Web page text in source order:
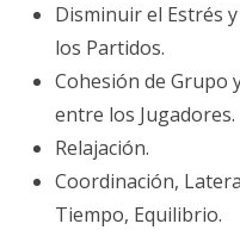
Disminuir el Estrés
los Partidos.
Cohesión de Grupo
entre los Jugadores.
Relajación.
Coordinación,
Tiempo, Equilibrio.